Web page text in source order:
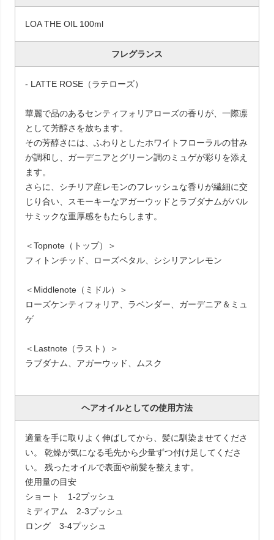
LOA THE OIL 100ml
フレグランス
- LATTE ROSE（ラテローズ）
華麗で品のあるセンティフォリアローズの香りが、一際凛
として芳醇さを放ちます。
その芳醇さには、ふわりとしたホワイトフローラルの甘み
が調和し、ガーデニアとグリーン調のミュゲが彩りを添え
ます。
さらに、シチリア産レモンのフレッシュな香りが繊細に交
じり合い、スモーキーなアガーウッドとラブダナムがバル
サミックな重厚感をもたらします。
＜Topnote（トップ）＞
フィトンチッド、ローズペタル、シシリアンレモン
＜Middlenote（ミドル）＞
ローズケンティフォリア、ラベンダー、ガーデニア＆ミュ
ゲ
＜Lastnote（ラスト）＞
ラブダナム、アガーウッド、ムスク
ヘアオイルとしての使用方法
適量を手に取りよく伸ばしてから、髪に馴染ませてくださ
い。 乾燥が気になる毛先から少量ずつ付け足してくださ
い。 残ったオイルで表面や前髪を整えます。
使用量の目安
ショート 1-2プッシュ
ミディアム 2-3プッシュ
ロング 3-4プッシュ